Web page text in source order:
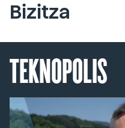
Bizitza
TEKNOPOLIS